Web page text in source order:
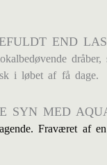
END
i løbet af få dage.
SYN MED
Fraværet af